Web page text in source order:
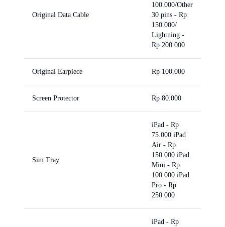
Original Data Cable
100.000/Other
30 pins - Rp
150.000/
Lightning -
Rp 200.000
Original Earpiece Rp 100.000
Screen Protector Rp 80.000
Sim Tray
iPad - Rp
75.000 iPad
Air - Rp
150.000 iPad
Mini - Rp
100.000 iPad
Pro - Rp
250.000
iPad - Rp